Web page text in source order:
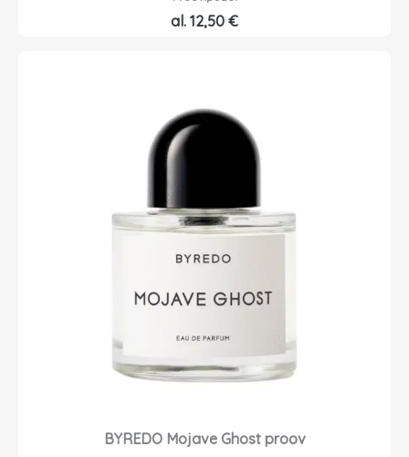
al. 12,50 €
BYREDO Mojave Ghost proov